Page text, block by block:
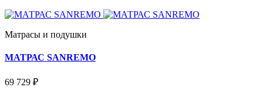
Матрасы и подушки
МАТРАС SANREMO
69 729 ₽